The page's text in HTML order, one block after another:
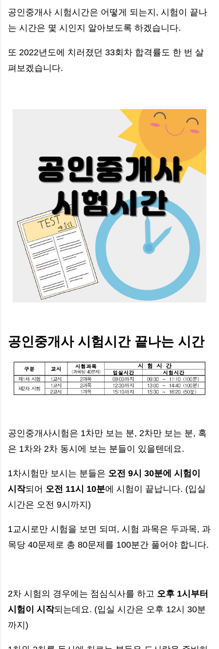
공인중개사 시험시간은 어떻게 되는지, 시험이 끝나
는 시간은 몇 시인지 알아보도록 하겠습니다.
또 2022년도에 치러졌던 33회차 합격률도 한 번 살
펴보겠습니다.
공인중개사 시험시간 끝나는 시간
공인중개사시험은 1차만 보는 분, 2차만 보는 분, 혹
은 1차와 2차 동시에 보는 분들이 있을텐데요.
1차시험만 보시는 분들은 오전 9시 30분에 시험이
시작되어 오전 11시 10분에 시험이 끝납니다. (입실
시간은 오전 9시까지)
1교시로만 시험을 보면 되며, 시험 과목은 두과목, 과
목당 40문제로 총 80문제를 100분간 풀어야 합니다.
2차 시험의 경우에는 점심식사를 하고 오후 1시부터
시험이 시작되는데요. (입실 시간은 오후 12시 30분
까지)